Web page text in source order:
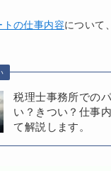
の仕事内容について
税理士事務所での
い？きつい？仕事
て解説します。